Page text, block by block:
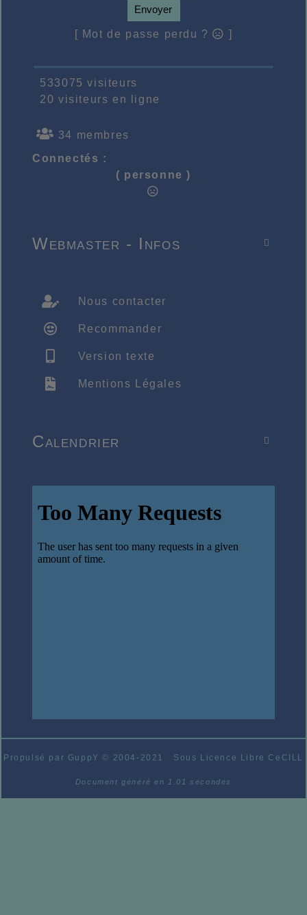
Envoyer
[ Mot de passe perdu ? ]
533075 visiteurs
20 visiteurs en ligne
34 membres
Connectés :
( personne )

Webmaster - Infos
Nous contacter
Recommander
Version texte
Mentions Légales

Calendrier
Propulsé par GuppY© 2004-2021 Sous Licence Libre CeCILL
Document généré en 1.01 secondes